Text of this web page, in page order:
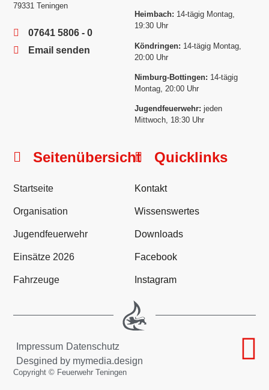
79331 Teningen
07641 5806 - 0
Email senden
Heimbach: 14-tägig Montag,
19:30 Uhr
Köndringen: 14-tägig Montag,
20:00 Uhr
Nimburg-Bottingen: 14-tägig
Montag, 20:00 Uhr
Jugendfeuerwehr: jeden
Mittwoch, 18:30 Uhr
Seitenübersicht
Startseite
Organisation
Jugendfeuerwehr
Einsätze 2026
Fahrzeuge
Quicklinks
Kontakt
Wissenswertes
Downloads
Facebook
Instagram
Impressum Datenschutz
Desgined by mymedia.design
Copyright © Feuerwehr Teningen